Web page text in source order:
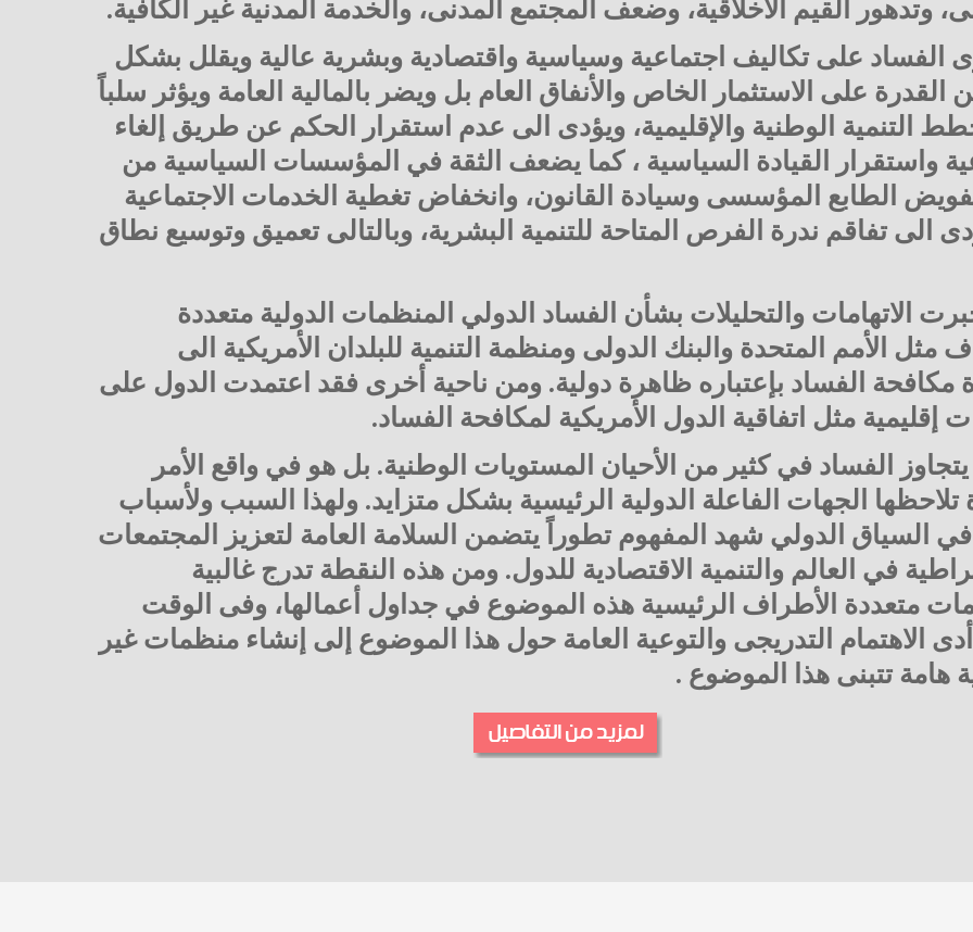
وتدهور القيم الأخلاقية، وضعف المجتمع المدنى، والخدمة المدنية غير الكافية.
الفساد على تكاليف اجتماعية وسياسية واقتصادية وبشرية عالية ويقلل بشكل
القدرة على الاستثمار الخاص والأنفاق العام بل ويضر بالمالية العامة ويؤثر سلباً
التنمية الوطنية والإقليمية، ويؤدى الى عدم استقرار الحكم عن طريق إلغاء
واستقرار القيادة السياسية ، كما يضعف الثقة في المؤسسات السياسية من
الطابع المؤسسى وسيادة القانون، وانخفاض تغطية الخدمات الاجتماعية
الى تفاقم ندرة الفرص المتاحة للتنمية البشرية، وبالتالى تعميق وتوسيع نطاق
الاتهامات والتحليلات بشأن الفساد الدولي المنظمات الدولية متعددة
مثل الأمم المتحدة والبنك الدولى ومنظمة التنمية للبلدان الأمريكية الى
الفساد بإعتباره ظاهرة دولية. ومن ناحية أخرى فقد اعتمدت الدول على
إقليمية مثل اتفاقية الدول الأمريكية لمكافحة الفساد.
الفساد في كثير من الأحيان المستويات الوطنية. بل هو في واقع الأمر
الجهات الفاعلة الدولية الرئيسية بشكل متزايد. ولهذا السبب ولأسباب
السياق الدولي شهد المفهوم تطوراً يتضمن السلامة العامة لتعزيز المجتمعات
في العالم والتنمية الاقتصادية للدول. ومن هذه النقطة تدرج غالبية
متعددة الأطراف الرئيسية هذه الموضوع في جداول أعمالها، وفى الوقت
الاهتمام التدريجى والتوعية العامة حول هذا الموضوع إلى إنشاء منظمات غير
هامة تتبنى هذا الموضوع .